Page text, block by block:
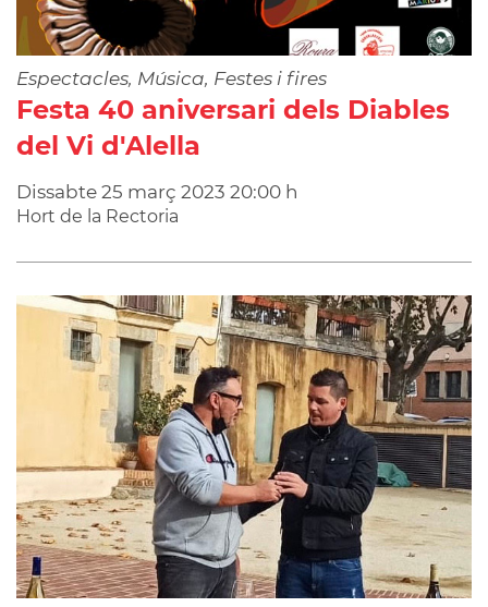
Espectacles, Música, Festes i fires
Festa 40 aniversari dels Diables
del Vi d'Alella
Dissabte 25 març 2023 20:00 h
Hort de la Rectoria